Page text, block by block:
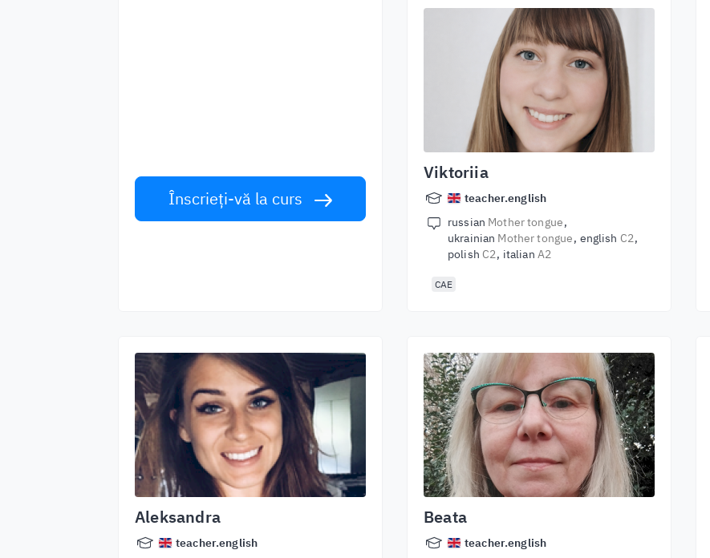
Înscrieți-vă la curs
Viktoriia
teacher.english
russian Mother tongue
ukrainian Mother tongue english C2
polish C2 italian A2
CAE
Aleksandra
teacher.english
Beata
teacher.english